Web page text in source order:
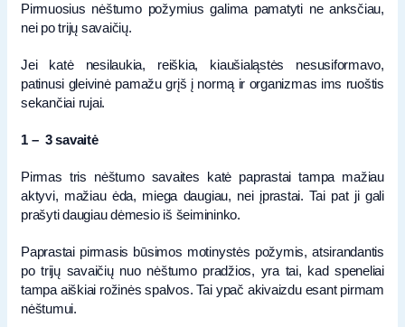
Pirmuosius nėštumo požymius galima pamatyti ne anksčiau,
nei po trijų savaičių.
Jei katė nesilaukia, reiškia, kiaušialąstės nesusiformavo,
patinusi gleivinė pamažu grįš į normą ir organizmas ims ruoštis
sekančiai rujai.
1 – 3 savaitė
Pirmas tris nėštumo savaites katė paprastai tampa mažiau
aktyvi, mažiau ėda, miega daugiau, nei įprastai. Tai pat ji gali
prašyti daugiau dėmesio iš šeimininko.
Paprastai pirmasis būsimos motinystės požymis, atsirandantis
po trijų savaičių nuo nėštumo pradžios, yra tai, kad speneliai
tampa aiškiai rožinės spalvos. Tai ypač akivaizdu esant pirmam
nėštumui.